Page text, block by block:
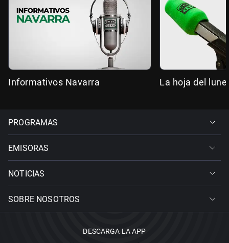
Informativos Navarra La hoja del
PROGRAMAS
EMISORAS
NOTICIAS
SOBRE NOSOTROS
DESCARGA LA APP